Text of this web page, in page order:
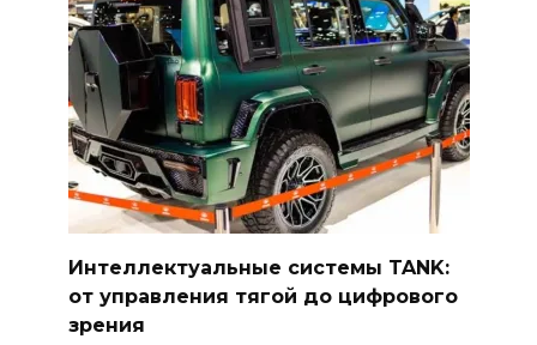
Интеллектуальные системы TANK:
от управления тягой до цифрового
зрения